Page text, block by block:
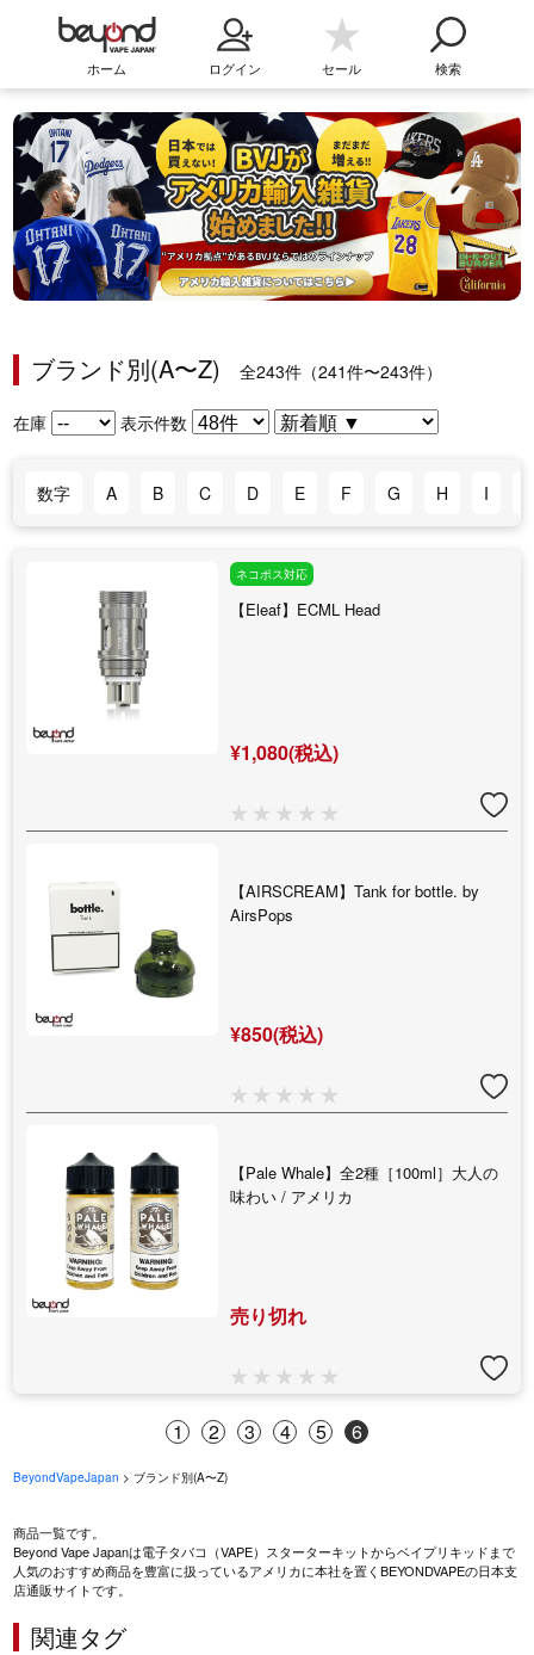
ホーム ログイン セール 検索
ブランド別(A〜Z) 全243件（241件〜243件）
在庫 表示件数
数字 A B C D E F G H I
ネコポス対応
【Eleaf】ECML Head
¥1,080(税込)
【AIRSCREAM】Tank for bottle. by
AirsPops
¥850(税込)
【Pale Whale】全2種［100ml］大人の
味わい / アメリカ
売り切れ
1 2 3 4 5 6
BeyondVapeJapan > ブランド別(A〜Z)
商品一覧です。
Beyond Vape Japanは電子タバコ（VAPE）スターターキットからベイプリキッドまで
人気のおすすめ商品を豊富に扱っているアメリカに本社を置くBEYONDVAPEの日本支
店通販サイトです。
関連タグ